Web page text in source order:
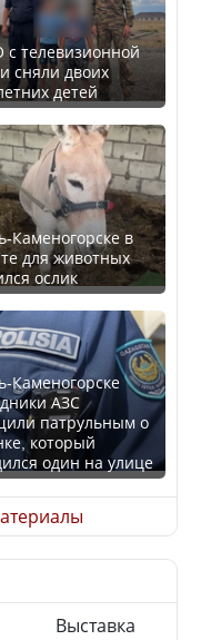
введены
для
прав
официально
в должность
США
объектом
наследия,
под
исчезновения
с телевизионной
сняли двоих
детей
Каменогорске в
для животных
ослик
Каменогорске
АЗС
патрульным о
который
один на улице
Выставка